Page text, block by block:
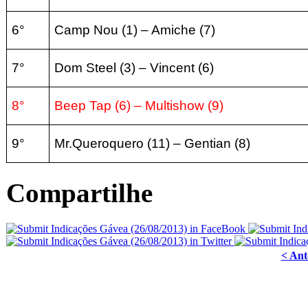
6° Camp Nou (1) – Amiche (7)
7° Dom Steel (3) – Vincent (6)
8° Beep Tap (6) – Multishow (9)
9° Mr.Queroquero (11) – Gentian (8)
Compartilhe
<